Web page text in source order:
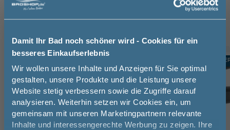
Damit Ihr Bad noch schöner wird - Cookies für ein
besseres Einkaufserlebnis
Wir wollen unsere Inhalte und Anzeigen für Sie optimal
gestalten, unsere Produkte und die Leistung unsere
Website stetig verbessern sowie die Zugriffe darauf
analysieren. Weiterhin setzen wir Cookies ein, um
gemeinsam mit unseren Marketingpartnern relevante
Inhalte und interessengerechte Werbung zu zeigen. Ihre
Montagesatz (1)
Jetzt 50 € sparen!
Melde Sie sich hier zu unserem
Newsletter an und sparen Sie
50€* auf Ihre Bestellung!